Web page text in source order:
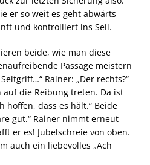
er so weit es geht abwärts
und kontrolliert ins Seil.
beide, wie man diese
Passage meistern
Rainer: „Der rechts?“
auf die Reibung treten. Da ist
hoffen, dass es hält.“ Beide
gut.“ Rainer nimmt erneut
er es! Jubelschreie von oben.
auch ein liebevolles „Ach